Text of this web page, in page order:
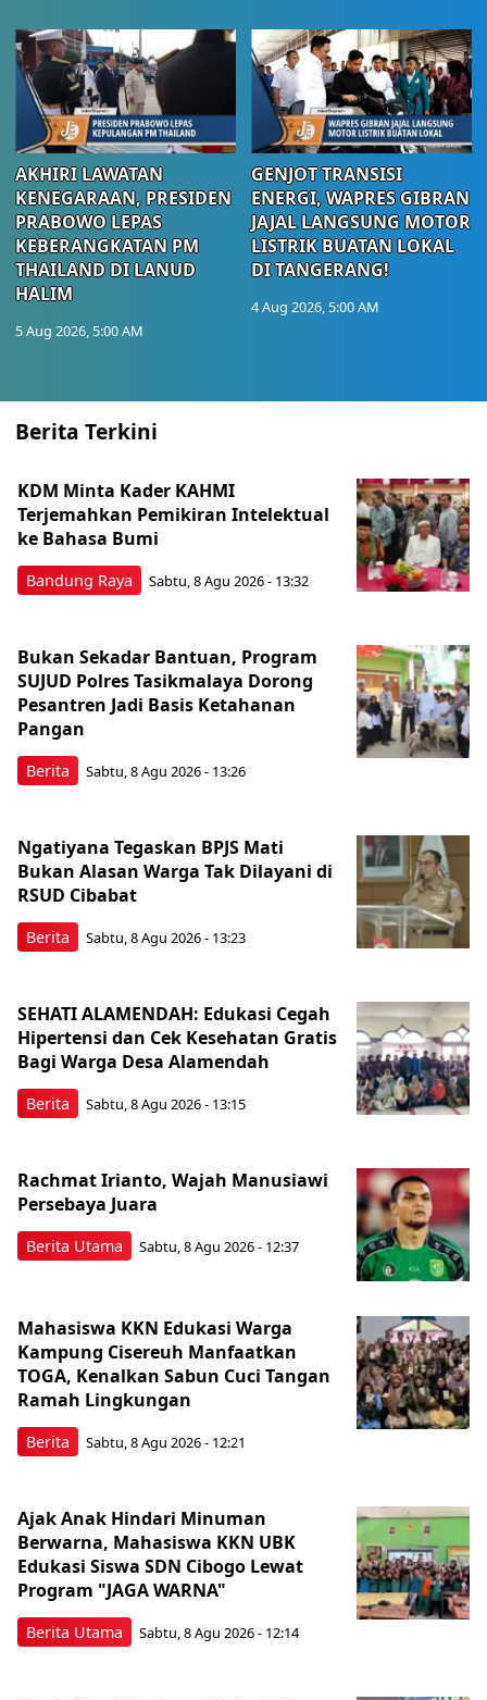
AKHIRI LAWATAN
KENEGARAAN, PRESIDEN
PRABOWO LEPAS
KEBERANGKATAN PM
THAILAND DI LANUD
HALIM
5 Aug 2026, 5:00 AM
GENJOT TRANSISI
ENERGI, WAPRES GIBRAN
JAJAL LANGSUNG MOTOR
LISTRIK BUATAN LOKAL
DI TANGERANG!
4 Aug 2026, 5:00 AM
Berita Terkini
Bandung Raya
KDM Minta Kader KAHMI
Terjemahkan Pemikiran Intelektual
ke Bahasa Bumi
Sabtu, 8 Agu 2026 - 13:32
Berita
Bukan Sekadar Bantuan, Program
SUJUD Polres Tasikmalaya Dorong
Pesantren Jadi Basis Ketahanan
Pangan
Sabtu, 8 Agu 2026 - 13:26
Berita
Ngatiyana Tegaskan BPJS Mati
Bukan Alasan Warga Tak Dilayani di
RSUD Cibabat
Sabtu, 8 Agu 2026 - 13:23
Berita
SEHATI ALAMENDAH: Edukasi Cegah
Hipertensi dan Cek Kesehatan Gratis
Bagi Warga Desa Alamendah
Sabtu, 8 Agu 2026 - 13:15
Berita Utama
Rachmat Irianto, Wajah Manusiawi
Persebaya Juara
Sabtu, 8 Agu 2026 - 12:37
Berita
Mahasiswa KKN Edukasi Warga
Kampung Cisereuh Manfaatkan
TOGA, Kenalkan Sabun Cuci Tangan
Ramah Lingkungan
Sabtu, 8 Agu 2026 - 12:21
Berita Utama
Ajak Anak Hindari Minuman
Berwarna, Mahasiswa KKN UBK
Edukasi Siswa SDN Cibogo Lewat
Program "JAGA WARNA"
Sabtu, 8 Agu 2026 - 12:14